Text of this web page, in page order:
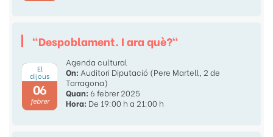
"Despoblament. I ara què?"
El
dijous
06
febrer
Agenda cultural
On: Auditori Diputació (Pere Martell, 2 de
Tarragona)
Quan: 6 febrer 2025
Hora: De 19:00 h a 21:00 h